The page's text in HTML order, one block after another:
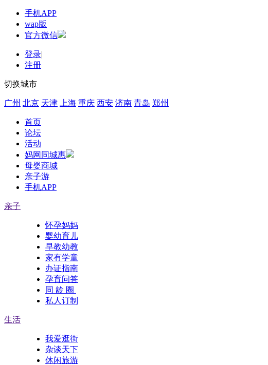
手机APP
wap版
官方微信
登录|
注册
切换城市
广州 北京 天津 上海 重庆 西安 济南 青岛 郑州
首页
论坛
活动
妈网同城惠
母婴商城
亲子游
手机APP
亲子
怀孕妈妈
婴幼育儿
早教幼教
家有学童
办证指南
孕育问答
同 龄 圈
私人订制
生活
我爱逛街
杂谈天下
休闲旅游